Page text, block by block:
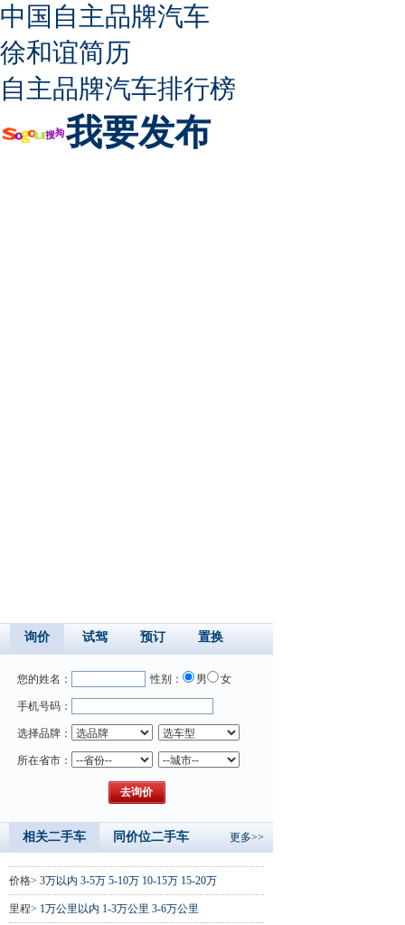
中国自主品牌汽车
徐和谊简历
自主品牌汽车排行榜
我要发布
询价 试驾 预订 置换
您的姓名： 性别： 男 女
手机号码：
选择品牌：
所在省市：
相关二手车 同价位二手车 更多>>
价格> 3万以内 3-5万 5-10万 10-15万 15-20万
里程> 1万公里以内 1-3万公里 3-6万公里